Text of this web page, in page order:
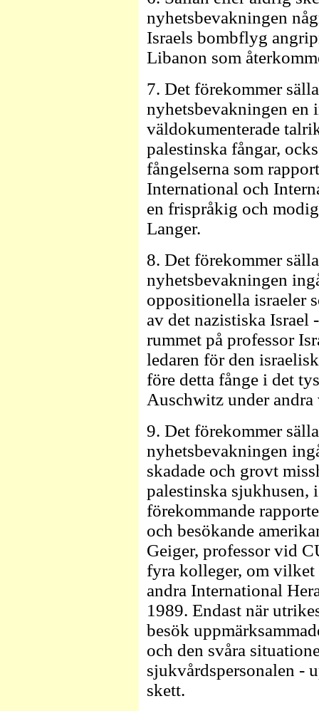
nyhetsbevakningen
Israels bombflyg
Libanon som
7. Det förekommer
nyhetsbevakningen en
väldokumenterade
palestinska fångar,
fångelserna som
International och
en frispråkig och
Langer.
8. Det förekommer
nyhetsbevakningen
oppositionella israeler
av det nazistiska Israel
rummet på professor
ledaren för den
före detta fånge i det
Auschwitz under
9. Det förekommer
nyhetsbevakningen
skadade och grovt
palestinska sjukhusen,
förekommande
och besökande
Geiger, professor vid
fyra kolleger, om vilket
andra International
1989. Endast när
besök
och den svåra
sjukvårdspersonalen -
skett.